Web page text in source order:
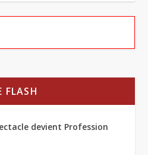
FLASH
devient Profession